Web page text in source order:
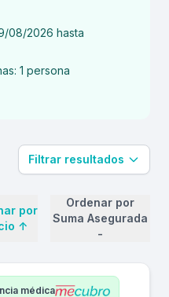
08/2026 hasta
1 persona
Filtrar resultados
por
↑
Ordenar por
Suma Asegurada
-
médica